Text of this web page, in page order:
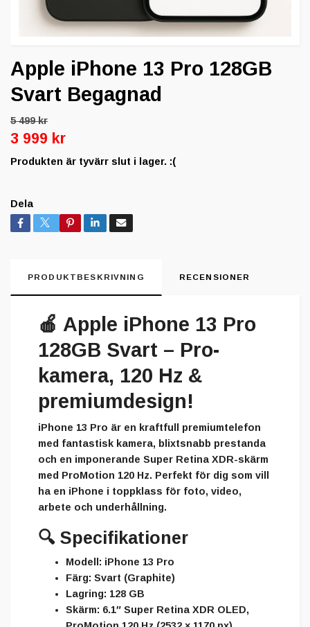
Apple iPhone 13 Pro 128GB
Svart Begagnad
5 499 kr
3 999 kr
Produkten är tyvärr slut i lager. :(
Dela
PRODUKTBESKRIVNING RECENSIONER
🍎 Apple iPhone 13 Pro
128GB Svart – Pro-
kamera, 120 Hz &
premiumdesign!
iPhone 13 Pro är en kraftfull premiumtelefon
med fantastisk kamera, blixtsnabb prestanda
och en imponerande Super Retina XDR-skärm
med ProMotion 120 Hz. Perfekt för dig som vill
ha en iPhone i toppklass för foto, video,
arbete och underhållning.
🔍 Specifikationer
Modell: iPhone 13 Pro
Färg: Svart (Graphite)
Lagring: 128 GB
Skärm: 6.1″ Super Retina XDR OLED,